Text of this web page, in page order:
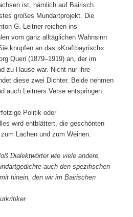
ist, nämlich auf Bairisch.
großes Mundartprojekt. Die
G. Leitner reichen ins
vom ganz alltäglichen Wahnsinn
knüpfen an das »Kraftbayrisch«
Queri (1879–1919) an, der im
zu Hause war. Nicht nur ihre
diese zwei Dichter. Beide nehmen
auch Leitners Verse entspringen
Politik oder
wird entblättert, die geschönten
Lachen und zum Weinen.
Dialektwörter wie viele andere,
auch den spezifischen
hinein, den wir im Bairischen